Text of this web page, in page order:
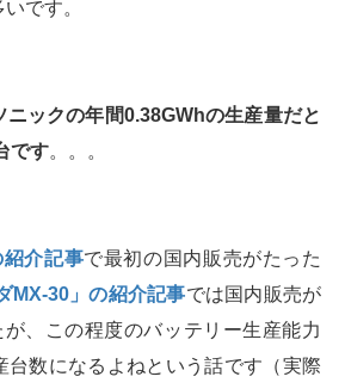
です。
ニックの年間0.38GWhの生産量だと
です。。。
紹介記事で最初の国内販売がたった
MX-30」の紹介記事では国内販売が
、この程度のバッテリー生産能力
台数になるよねという話です（実際